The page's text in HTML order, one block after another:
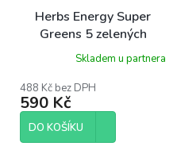
Herbs Energy Super
Greens 5 zelených
superpotravin + enzymy,
Skladem u partnera
488 Kč bez DPH
590 Kč
DO KOŠÍKU